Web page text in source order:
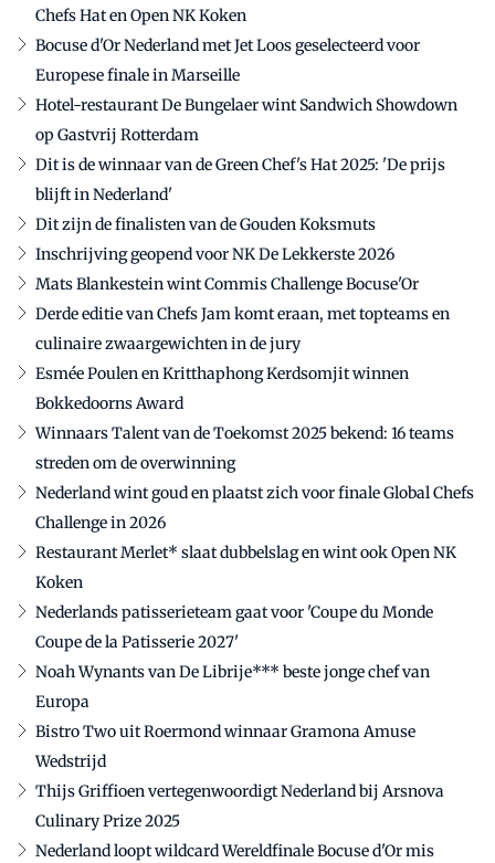
Chefs Hat en Open NK Koken
Bocuse d'Or Nederland met Jet Loos geselecteerd voor
Europese finale in Marseille
Hotel-restaurant De Bungelaer wint Sandwich Showdown
op Gastvrij Rotterdam
Dit is de winnaar van de Green Chef's Hat 2025: 'De prijs
blijft in Nederland'
Dit zijn de finalisten van de Gouden Koksmuts
Inschrijving geopend voor NK De Lekkerste 2026
Mats Blankestein wint Commis Challenge Bocuse'Or
Derde editie van Chefs Jam komt eraan, met topteams en
culinaire zwaargewichten in de jury
Esmée Poulen en Kritthaphong Kerdsomjit winnen
Bokkedoorns Award
Winnaars Talent van de Toekomst 2025 bekend: 16 teams
streden om de overwinning
Nederland wint goud en plaatst zich voor finale Global Chefs
Challenge in 2026
Restaurant Merlet* slaat dubbelslag en wint ook Open NK
Koken
Nederlands patisserieteam gaat voor 'Coupe du Monde
Coupe de la Patisserie 2027'
Noah Wynants van De Librije*** beste jonge chef van
Europa
Bistro Two uit Roermond winnaar Gramona Amuse
Wedstrijd
Thijs Griffioen vertegenwoordigt Nederland bij Arsnova
Culinary Prize 2025
Nederland loopt wildcard Wereldfinale Bocuse d'Or mis